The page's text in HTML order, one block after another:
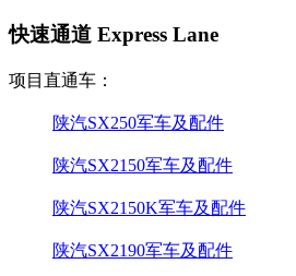
快速通道 Express Lane
项目直通车：
陕汽SX250军车及配件
陕汽SX2150军车及配件
陕汽SX2150K军车及配件
陕汽SX2190军车及配件